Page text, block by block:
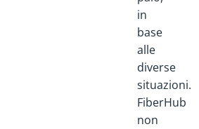
in
base
alle
diverse
situazioni.
FiberHub
non